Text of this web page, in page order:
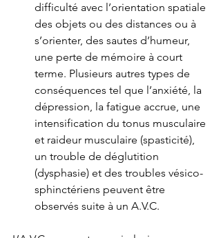
difficulté avec l’orientation spatiale
des objets ou des distances ou à
s’orienter, des sautes d’humeur,
une perte de mémoire à court
terme. Plusieurs autres types de
conséquences tel que l’anxiété, la
dépression, la fatigue accrue, une
intensification du tonus musculaire
et raideur musculaire (spasticité),
un trouble de déglutition
(dysphasie) et des troubles vésico-
sphinctériens peuvent être
observés suite à un A.V.C.